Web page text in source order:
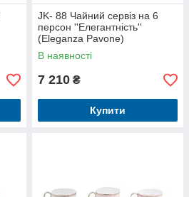
JK- 88 Чайний сервіз на 6
персон ''Елегантність''
(Eleganza Pavone)
В наявності
7 210 ₴
Купити